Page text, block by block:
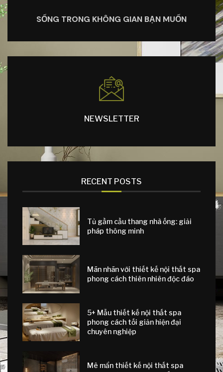
SỐNG TRONG KHÔNG GIAN BẠN MUỐN
NEWSLETTER
RECENT POSTS
Tủ gầm cầu thang nhà ống: giải
pháp thông minh
Mãn nhãn với thiết kế nội thất spa
phong cách thiên nhiên độc đáo
5+ Mẫu thiết kế nội thất spa
phong cách tối giản hiện đại
chuyên nghiệp
Mê mẩn thiết kế nội thất spa